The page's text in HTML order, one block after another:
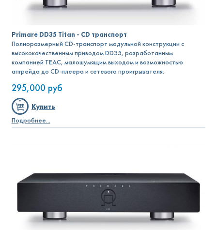
Primare DD35 Titan - CD транспорт
Полноразмерный CD-транспорт модульной конструкции с
высококачественным приводом DD35, разработанным
компанией TEAC, малошумящим выходом и возможностью
апгрейда до CD-плеера и сетевого проигрывателя.
295,000 руб
Купить
Подробнее...